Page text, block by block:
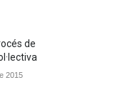
de
2015